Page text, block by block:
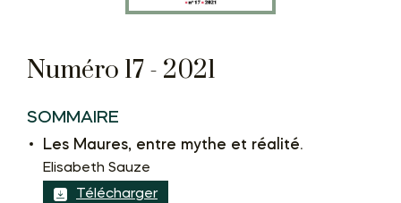
Numéro 17 - 2021
SOMMAIRE
Les Maures, entre mythe et réalité.
Elisabeth Sauze
Télécharger